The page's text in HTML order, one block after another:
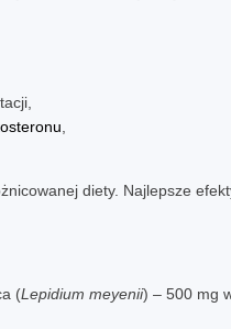
diety. Najlepsze
(Lepidium meyenii) – 500 mg